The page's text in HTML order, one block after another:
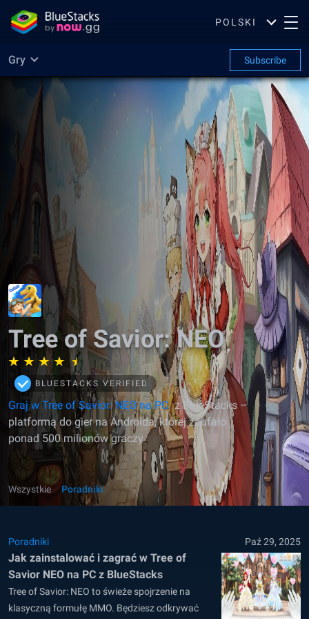
POLSKI
Gry Subscribe
Tree of Savior: NEO
BLUESTACKS VERIFIED
Graj w Tree of Savior: NEO na PC z BlueStacks –
platformą do gier na Androida, której zaufało
ponad 500 milionów graczy
Wszystkie Poradniki
Poradniki Paź 29, 2025
Jak zainstalować i zagrać w Tree of
Savior NEO na PC z BlueStacks
Tree of Savior: NEO to świeże spojrzenie na
klasyczną formułę MMO. Będziesz odkrywać